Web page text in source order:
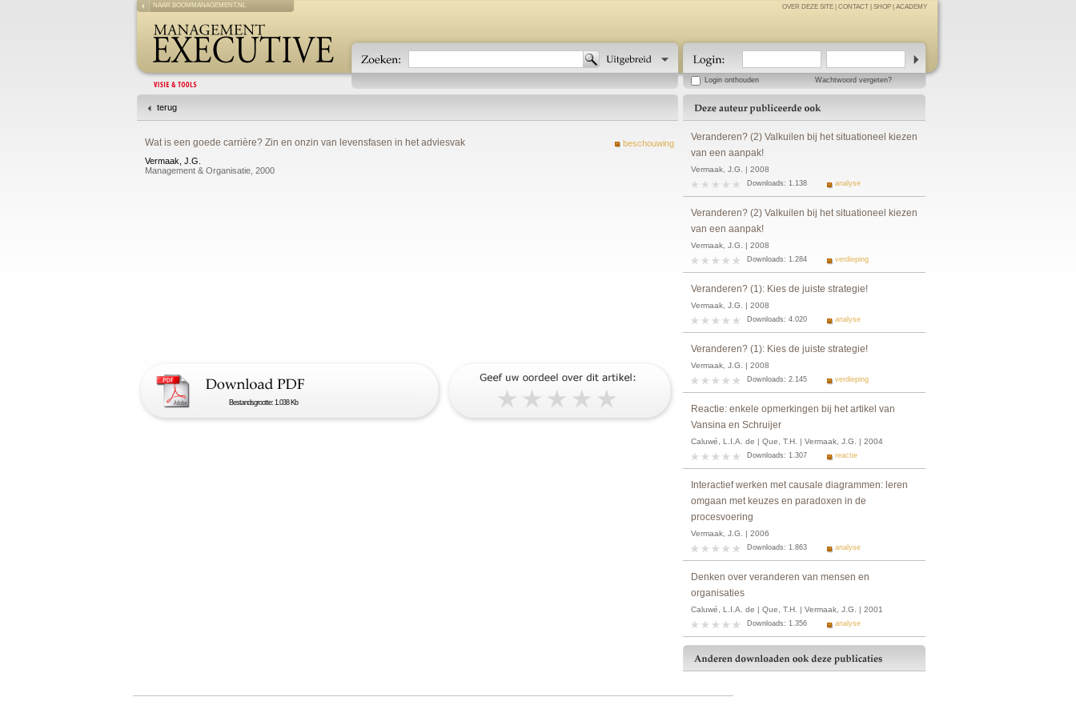
NAAR BOOMMANAGEMENT.NL OVER DEZE SITE CONTACT SHOP ACADEMY
Login onthouden Wachtwoord vergeten?
terug
beschouwing
Wat is een goede carrière? Zin en onzin van levensfasen in het adviesvak
Vermaak, J.G.
Management & Organisatie, 2000
Bestandsgrootte: 1.038 Kb
Veranderen? (2) Valkuilen bij het situationeel kiezen
van een aanpak!
Vermaak, J.G. | 2008
Downloads: 1.138 analyse
Veranderen? (2) Valkuilen bij het situationeel kiezen
van een aanpak!
Vermaak, J.G. | 2008
Downloads: 1.284 verdieping
Veranderen? (1): Kies de juiste strategie!
Vermaak, J.G. | 2008
Downloads: 4.020 analyse
Veranderen? (1): Kies de juiste strategie!
Vermaak, J.G. | 2008
Downloads: 2.145 verdieping
Reactie: enkele opmerkingen bij het artikel van
Vansina en Schruijer
Caluwé, L.I.A. de | Que, T.H. | Vermaak, J.G. | 2004
Downloads: 1.307 reactie
Interactief werken met causale diagrammen: leren
omgaan met keuzes en paradoxen in de
procesvoering
Vermaak, J.G. | 2006
Downloads: 1.863 analyse
Denken over veranderen van mensen en
organisaties
Caluwé, L.I.A. de | Que, T.H. | Vermaak, J.G. | 2001
Downloads: 1.356 analyse